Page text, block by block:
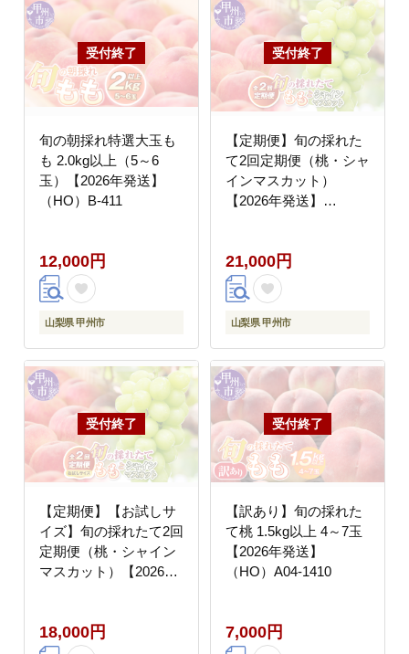
旬の朝採れ特選大玉も
も 2.0kg以上（5～6
玉）【2026年発送】
（HO）B-411
12,000円
山梨県 甲州市
【定期便】旬の採れた
て2回定期便（桃・シャ
インマスカット）
【2026年発送】
21,000円
山梨県 甲州市
【定期便】【お試しサ
イズ】旬の採れたて2回
定期便（桃・シャイン
マスカット）【2026年
18,000円
【訳あり】旬の採れた
て桃 1.5kg以上 4～7玉
【2026年発送】
（HO）A04-1410
7,000円